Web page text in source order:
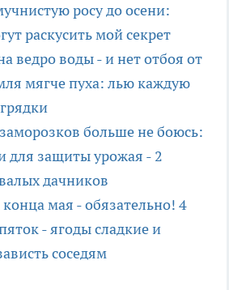
росу до осени:
раскусить мой секрет
ведро воды - и нет отбоя от
мягче пуха: лью каждую
больше не боюсь:
для защиты урожая - 2
дачников
мая - обязательно! 4
- ягоды сладкие и
соседям